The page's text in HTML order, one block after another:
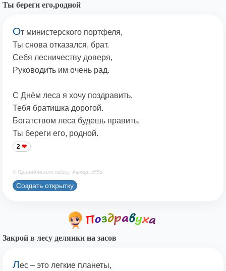
Ты береги его,родной
От министерского портфеля,
Ты снова отказался, брат.
Себя лесничеству доверя,
Руководить им очень рад.
С Днём леса я хочу поздравить,
Тебя братишка дорогой.
Богатством леса будешь править,
Ты береги его, родной.
2
© Принадлежит сайту. Автор: z55z
Создать открытку
Закрой в лесу делянки на засов
Лес – это легкие планеты,